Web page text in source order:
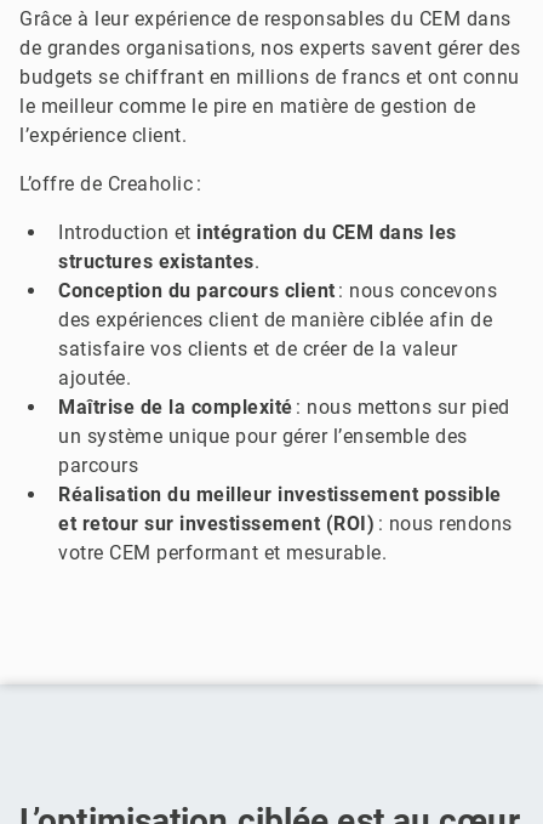
Grâce à leur expérience de responsables du CEM dans
de grandes organisations, nos experts savent gérer des
budgets se chiffrant en millions de francs et ont connu
le meilleur comme le pire en matière de gestion de
l’expérience client.
L’offre de Creaholic :
Introduction et intégration du CEM dans les
structures existantes.
Conception du parcours client : nous concevons
des expériences client de manière ciblée afin de
satisfaire vos clients et de créer de la valeur
ajoutée.
Maîtrise de la complexité : nous mettons sur pied
un système unique pour gérer l’ensemble des
parcours
Réalisation du meilleur investissement possible
et retour sur investissement (ROI) : nous rendons
votre CEM performant et mesurable.